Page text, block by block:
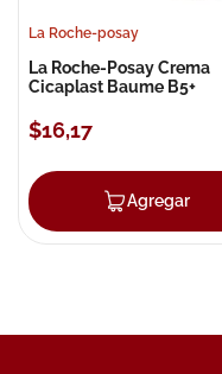
La Roche-posay
La Roche-Posay Crema
Cicaplast Baume B5+
$16,17
Agregar